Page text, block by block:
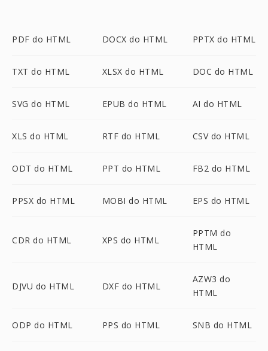
PDF do HTML DOCX do HTML PPTX do HTML
TXT do HTML XLSX do HTML DOC do HTML
SVG do HTML EPUB do HTML AI do HTML
XLS do HTML RTF do HTML CSV do HTML
ODT do HTML PPT do HTML FB2 do HTML
PPSX do HTML MOBI do HTML EPS do HTML
CDR do HTML XPS do HTML
PPTM do
HTML
DJVU do HTML DXF do HTML
AZW3 do
HTML
ODP do HTML PPS do HTML SNB do HTML